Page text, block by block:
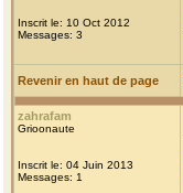
Inscrit le: 10 Oct 2012
Messages: 3
Revenir en haut de page
zahrafam
Grioonaute
Inscrit le: 04 Juin 2013
Messages: 1